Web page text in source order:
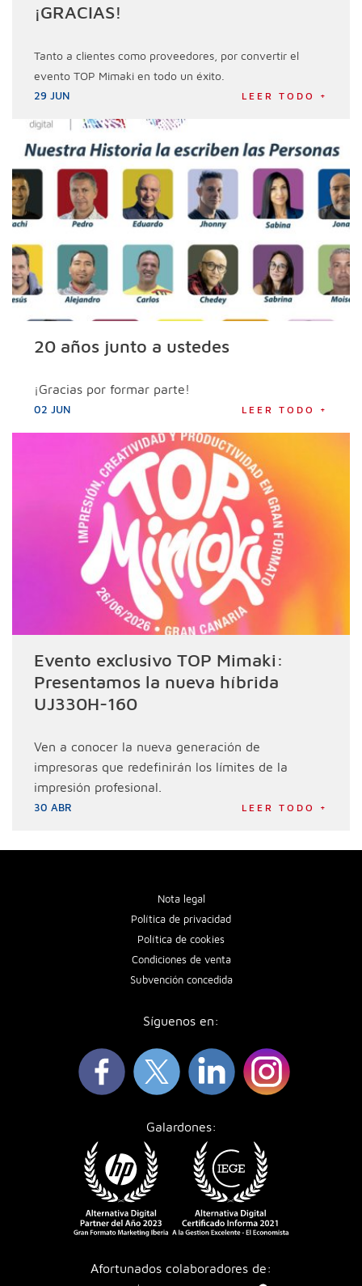
¡GRACIAS!
Tanto a clientes como proveedores, por convertir el
evento TOP Mimaki en todo un éxito.
29 JUN LEER TODO +
20 años junto a ustedes
¡Gracias por formar parte!
02 JUN LEER TODO +
Evento exclusivo TOP Mimaki:
Presentamos la nueva híbrida
UJ330H-160
Ven a conocer la nueva generación de
impresoras que redefinirán los límites de la
impresión profesional.
30 ABR LEER TODO +
Nota legal
Política de privacidad
Política de cookies
Condiciones de venta
Subvención concedida
Síguenos en:
Galardones:
Afortunados colaboradores de: